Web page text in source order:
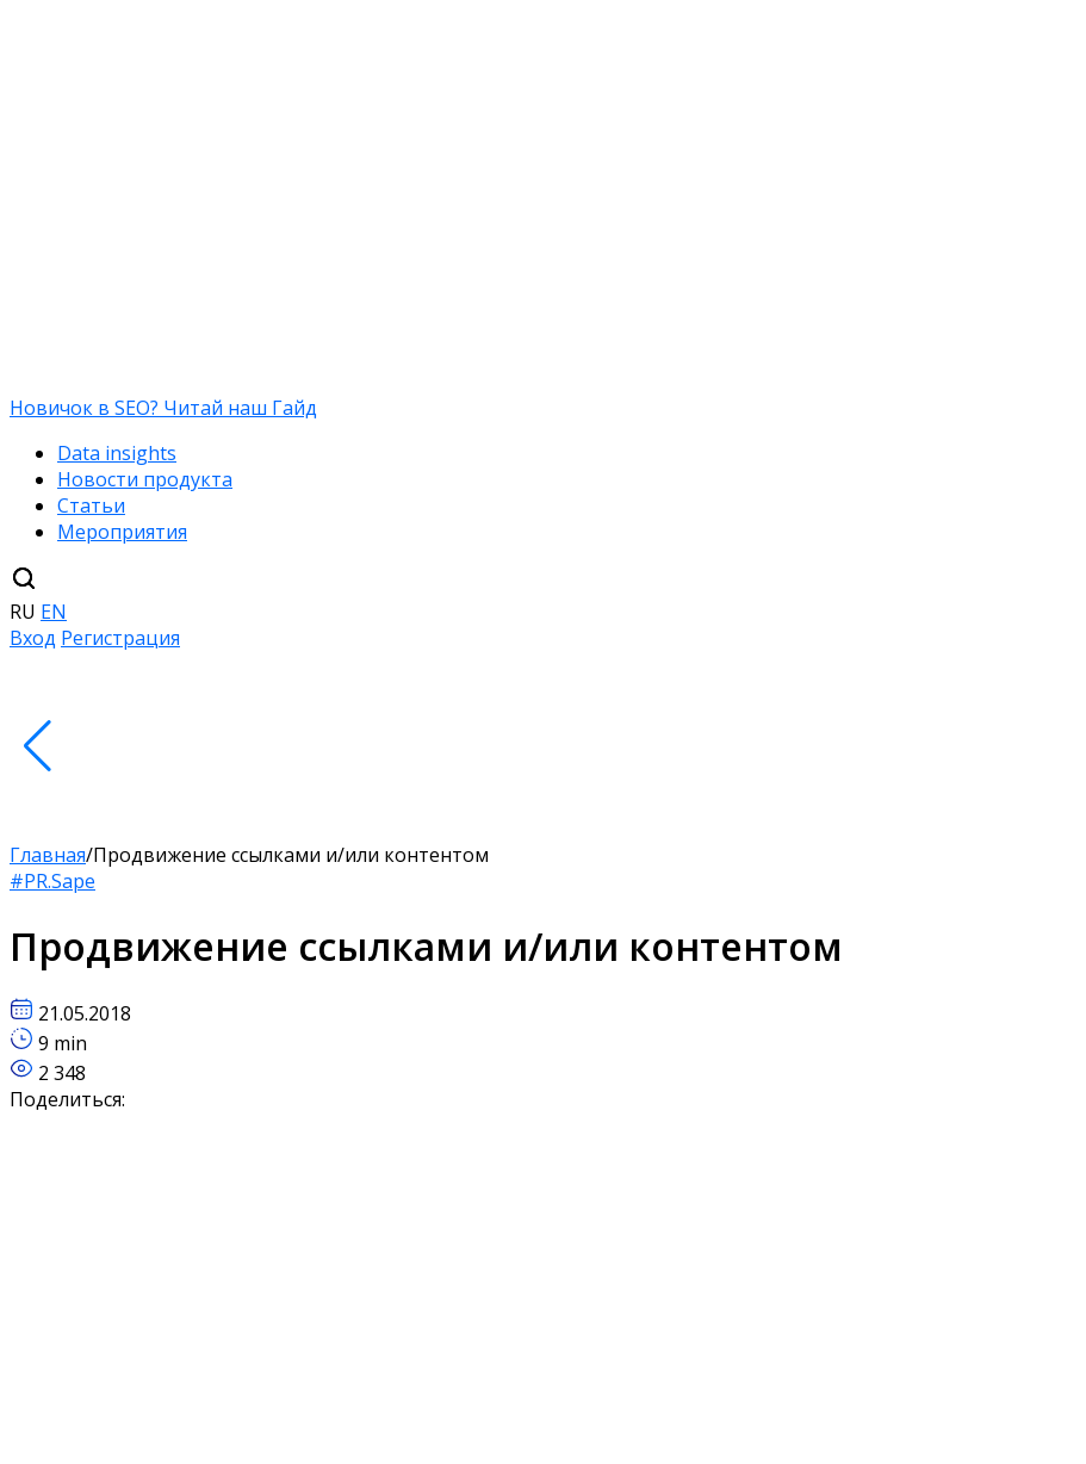
Новичок в SEO? Читай наш Гайд
Data insights
Новости продукта
Статьи
Мероприятия
RU EN
Вход Регистрация
Главная/Продвижение ссылками и/или контентом
#PR.Sape
Продвижение ссылками и/или контентом
21.05.2018
9 min
2 348
Поделиться: